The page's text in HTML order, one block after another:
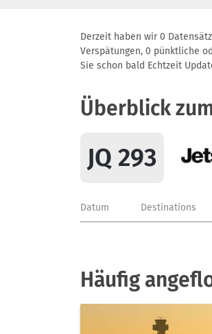
Derzeit haben wir 0
Verspätungen, 0 pünktliche
Sie schon bald Echtzeit
Überblick
JQ 293
Datum Destinations
Häufig